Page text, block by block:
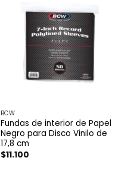
BCW
Fundas de interior de Papel
Negro para Disco Vinilo de
17,8 cm
$11.100